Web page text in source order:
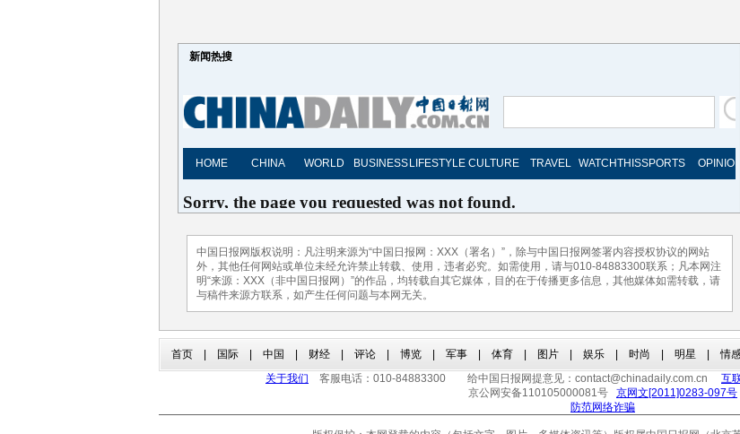
新闻热搜
中国日报网版权说明：凡注明来源为“中国日报网：XXX（署名）”，除与中国日报网签署内容授权协议的网站
外，其他任何网站或单位未经允许禁止转载、使用，违者必究。如需使用，请与010-84883300联系；凡本网注
明“来源：XXX（非中国日报网）”的作品，均转载自其它媒体，目的在于传播更多信息，其他媒体如需转载，请
与稿件来源方联系，如产生任何问题与本网无关。